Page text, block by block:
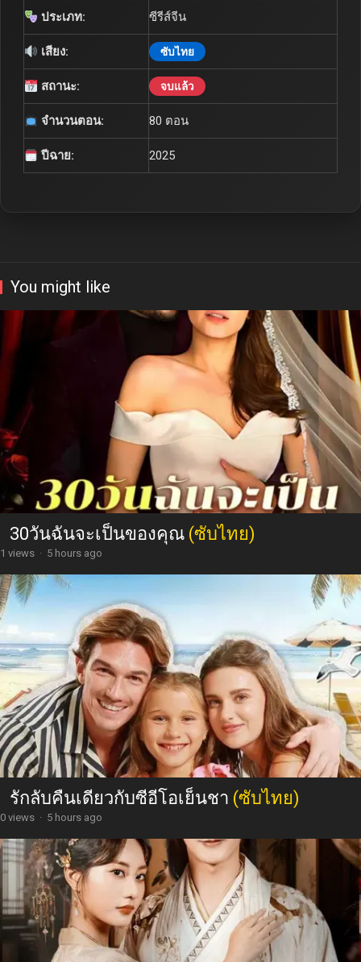
ประเภท: ซีรีส์จีน
เสียง: ซับไทย
สถานะ: จบแล้ว
จำนวนตอน: 80 ตอน
ปีฉาย: 2025
You might like
30วันฉันจะเป็นของคุณ (ซับไทย)
1 views · 5 hours ago
รักลับคืนเดียวกับซีอีโอเย็นชา (ซับไทย)
0 views · 5 hours ago